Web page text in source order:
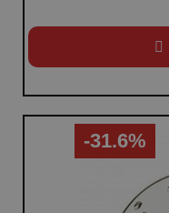
-31.6%